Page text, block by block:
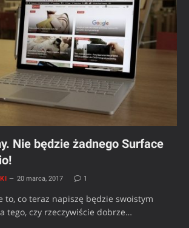
Nie będzie żadnego Surface
20 marca, 2017 1
to, co teraz napiszę będzie swoistym
tego, czy rzeczywiście dobrze…